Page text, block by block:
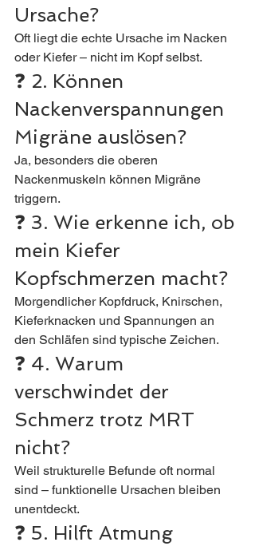
Ursache?
Oft liegt die echte Ursache im Nacken
oder Kiefer – nicht im Kopf selbst.
❓ 2. Können
Nackenverspannungen
Migräne auslösen?
Ja, besonders die oberen
Nackenmuskeln können Migräne
triggern.
❓ 3. Wie erkenne ich, ob
mein Kiefer
Kopfschmerzen macht?
Morgendlicher Kopfdruck, Knirschen,
Kieferknacken und Spannungen an
den Schläfen sind typische Zeichen.
❓ 4. Warum
verschwindet der
Schmerz trotz MRT
nicht?
Weil strukturelle Befunde oft normal
sind – funktionelle Ursachen bleiben
unentdeckt.
❓ 5. Hilft Atmung